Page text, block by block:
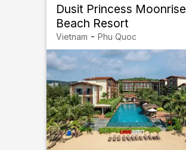
Dusit Princess Moonrise
Beach Resort
Vietnam - Phu Quoc